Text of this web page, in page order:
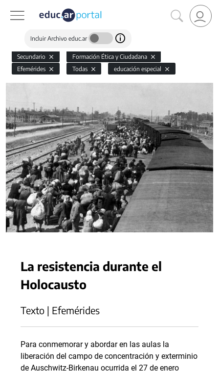
Incluir Archivo educ.ar
Secundario
Formación Ética y Ciudadana
Efemérides
Todas educación especial
La resistencia durante el
Holocausto
Texto | Efemérides
Para conmemorar y abordar en las aulas la
liberación del campo de concentración y exterminio
de Auschwitz-Birkenau ocurrida el 27 de enero